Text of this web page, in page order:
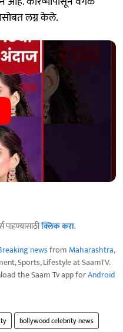
लग्न केले.
पाहण्यासाठीक्लिक करा.
newsfrom Maharashtra,
Sports, Lifestyle at SaamTV.
the Saam Tv app forAndroid
bollywood celebrity news